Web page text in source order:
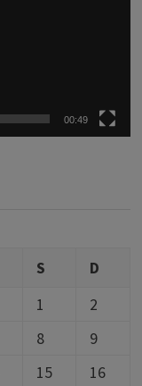
00:49
S
D
1
2
8
9
15
16